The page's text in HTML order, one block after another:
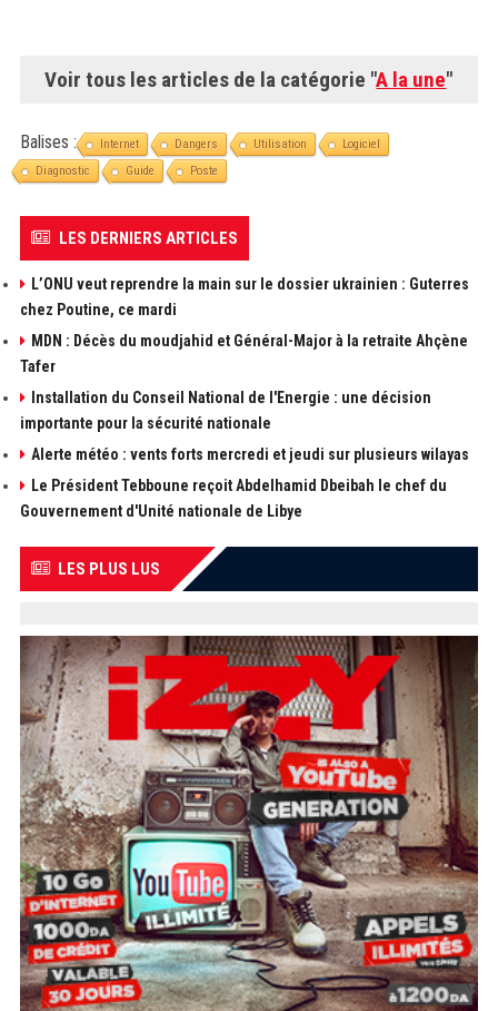
Voir tous les articles de la catégorie "A la une"
Balises : Internet Dangers Utilisation
Logiciel
Diagnostic
Guide Poste
LES DERNIERS ARTICLES
L’ONU veut reprendre la main sur le dossier ukrainien : Guterres
chez Poutine, ce mardi
MDN : Décès du moudjahid et Général-Major à la retraite Ahçène
Tafer
Installation du Conseil National de l'Energie : une décision
importante pour la sécurité nationale
Alerte météo : vents forts mercredi et jeudi sur plusieurs wilayas
Le Président Tebboune reçoit Abdelhamid Dbeibah le chef du
Gouvernement d'Unité nationale de Libye
LES PLUS LUS